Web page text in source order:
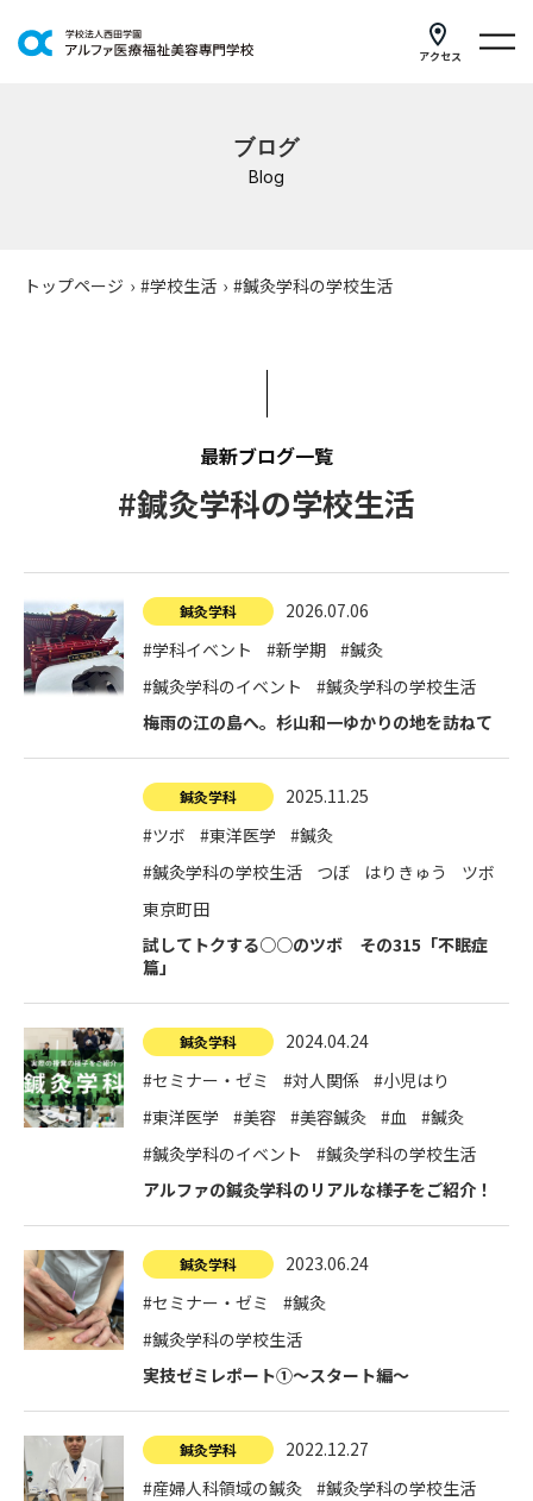
アクセス
公共職業訓練
よくあるご質問
在校生の皆さまへ
卒業生の皆さまへ
教職員採用情報
その他
個人情報の取り扱いについて
1号館総合受付：〒194-0022 東京都町田市森野1-7-8
TEL：042-729-1026 (平日8時30分〜17時30分)
ブログ
Blog
トップページ › #学校生活 › #鍼灸学科の学校生活
最新ブログ一覧
#鍼灸学科の学校生活
鍼灸学科
2026.07.06
#学科イベント
#新学期 #鍼灸
#鍼灸学科のイベント
#鍼灸学科の学校生活
梅雨の江の島へ。杉山和一ゆかりの地を訪ねて
鍼灸学科
2025.11.25
#ツボ
#東洋医学
#鍼灸
#鍼灸学科の学校生活
つぼ はりきゅう
ツボ
東京町田
試してトクする○○のツボ その315「不眠症
篇」
鍼灸学科
2024.04.24
#セミナー・ゼミ
#対人関係 #小児はり
#東洋医学
#美容 #美容鍼灸 #血 #鍼灸
#鍼灸学科のイベント
#鍼灸学科の学校生活
アルファの鍼灸学科のリアルな様子をご紹介！
鍼灸学科
2023.06.24
#セミナー・ゼミ
#鍼灸
#鍼灸学科の学校生活
実技ゼミレポート①～スタート編～
鍼灸学科
2022.12.27
#産婦人科領域の鍼灸 #鍼灸学科の学校生活